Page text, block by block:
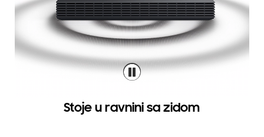
Stoje u ravnini sa zidom